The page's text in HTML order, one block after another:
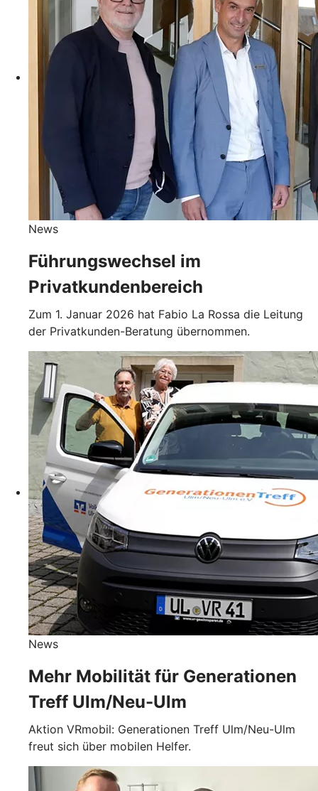
News
Führungswechsel im
Privatkundenbereich
Zum 1. Januar 2026 hat Fabio La Rossa die Leitung
der Privatkunden-Beratung übernommen.
News
Mehr Mobilität für Generationen
Treff Ulm/Neu-Ulm
Aktion VRmobil: Generationen Treff Ulm/Neu-Ulm
freut sich über mobilen Helfer.